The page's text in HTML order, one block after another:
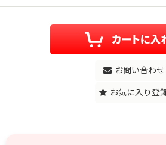
お問い合わせ
お気に入り登